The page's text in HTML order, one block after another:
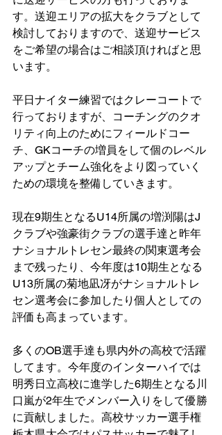
す。送迎エリアの拡大をクラブとして
検討しておりますので、送迎サービス
をご希望の場合はご相談頂ければと思
います。
平日ナイター練習ではクレーコートで
行っておりますが、コーチングのクオ
リティ向上のためにフィールドコー
チ、GKコーチの増員をして個のレベル
アップとチーム強化をより図っていく
ための環境を整備していきます。
現在9期生となるU14所属の増渕陽はJ
クラブや強豪街クラブの選手達と昨年
ナショナルトレセン最終の関東選考会
まで残ったり、今年度は10期生となる
U13所属の菊地凪冴がナショナルトレ
セン選考会に参加したり個人としての
評価も高まっています。
多くのOB選手達も県内外の高校で活躍
してます。今年度のインターハイでは
明秀日立高校に進学した6期生となる川
口嵐が2年生でメンバー入りをして優勝
に貢献しました。高校サッカー選手権